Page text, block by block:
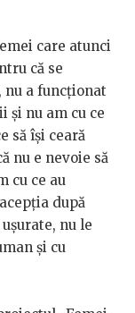
care atunci
că se
nu a funcționat
și nu am cu ce
să își ceară
nu e nevoie să
cu ce au
după
nu le
și cu